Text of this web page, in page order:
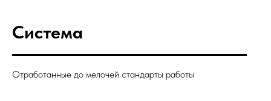
Система
Отработанные до мелочей стандарты работы